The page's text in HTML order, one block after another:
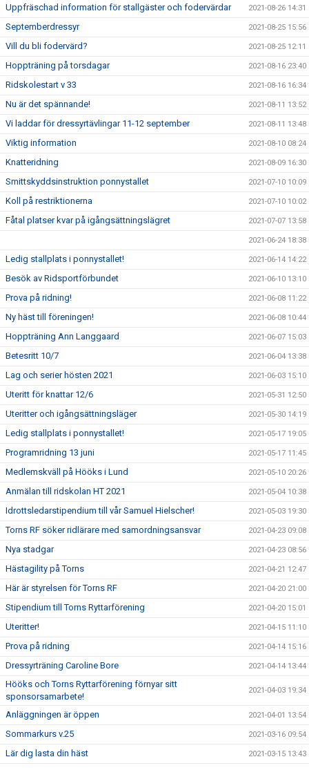
Uppfräschad information för stallgäster och fodervärdar 2021-08-26 14:31
Septemberdressyr 2021-08-25 15:56
Vill du bli fodervärd? 2021-08-25 12:11
Hoppträning på torsdagar 2021-08-16 23:40
Ridskolestart v 33 2021-08-16 16:34
Nu är det spännande! 2021-08-11 13:52
Vi laddar för dressyrtävlingar 11-12 september 2021-08-11 13:48
Viktig information 2021-08-10 08:24
Knatteridning 2021-08-09 16:30
Smittskyddsinstruktion ponnystallet 2021-07-10 10:09
Koll på restriktionerna 2021-07-10 10:02
Fåtal platser kvar på igångsättningslägret 2021-07-07 13:58
2021-06-24 18:38
Ledig stallplats i ponnystallet! 2021-06-14 14:22
Besök av Ridsportförbundet 2021-06-10 13:10
Prova på ridning! 2021-06-08 11:22
Ny häst till föreningen! 2021-06-08 10:44
Hoppträning Ann Langgaard 2021-06-07 15:03
Betesritt 10/7 2021-06-04 13:38
Lag och serier hösten 2021 2021-06-03 15:10
Uteritt för knattar 12/6 2021-05-31 12:50
Uteritter och igångsättningsläger 2021-05-30 14:19
Ledig stallplats i ponnystallet! 2021-05-17 19:05
Programridning 13 juni 2021-05-17 11:45
Medlemskväll på Hööks i Lund 2021-05-10 20:26
Anmälan till ridskolan HT 2021 2021-05-04 10:38
Idrottsledarstipendium till vår Samuel Hielscher! 2021-05-03 19:30
Torns RF söker ridlärare med samordningsansvar 2021-04-23 09:08
Nya stadgar 2021-04-23 08:56
Hästagility på Torns 2021-04-21 12:47
Här är styrelsen för Torns RF 2021-04-20 21:00
Stipendium till Torns Ryttarförening 2021-04-20 15:01
Uteritter! 2021-04-15 11:10
Prova på ridning 2021-04-14 15:16
Dressyrträning Caroline Bore 2021-04-14 13:44
Hööks och Torns Ryttarförening förnyar sitt
sponsorsamarbete!
2021-04-03 19:34
Anläggningen är öppen 2021-04-01 13:54
Sommarkurs v.25 2021-03-16 09:54
Lär dig lasta din häst 2021-03-15 13:43